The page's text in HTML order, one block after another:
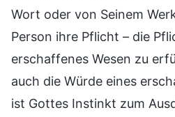
Wort oder von Seinem
Person ihre Pflicht – die
erschaffenes Wesen zu
auch die Würde eines
ist Gottes Instinkt zum